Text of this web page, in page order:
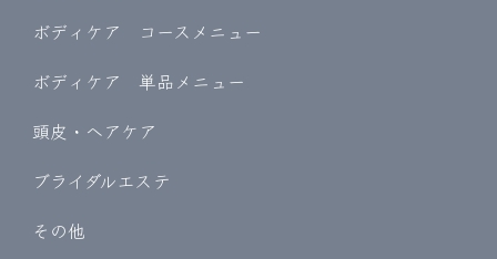
ボディケア コースメニュー
ボディケア 単品メニュー
頭皮・ヘアケア
ブライダルエステ
その他